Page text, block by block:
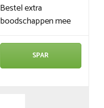
Bestel extra
boodschappen mee
SPAR